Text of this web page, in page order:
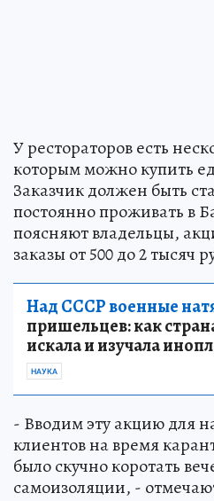
У рестораторов есть
которым можно купить
Заказчик должен быть
постоянно проживать в
поясняют владельцы,
заказы от 500 до 2 тысяч
Над СССР военные
пришельцев: как
искала и изучала
НАУКА
- Вводим эту акцию для
клиентов на время
было скучно коротать
самоизоляции, -